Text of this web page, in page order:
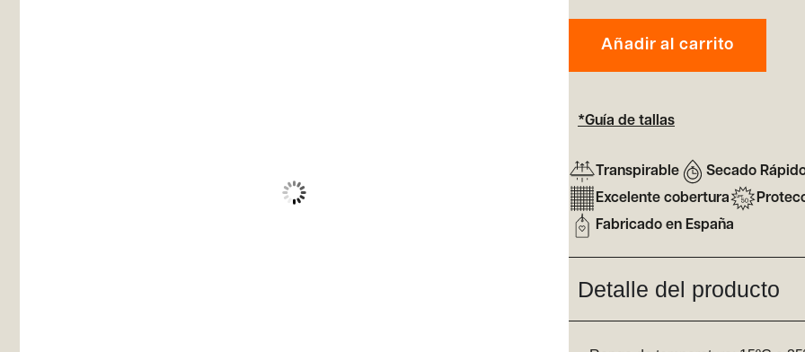
Añadir al carrito
*Guía de tallas
Transpirable Secado
Excelente cobertura
Fabricado en España
Detalle del producto